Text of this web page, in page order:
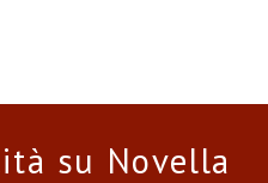
su Novella